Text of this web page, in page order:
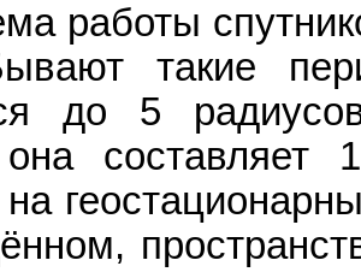
работы
такие
до 5
она
на